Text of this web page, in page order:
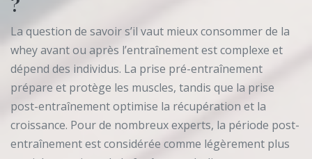
La question de savoir s’il vaut mieux consommer de la
whey avant ou après l’entraînement est complexe et
dépend des individus. La prise pré-entraînement
prépare et protège les muscles, tandis que la prise
post-entraînement optimise la récupération et la
croissance. Pour de nombreux experts, la période post-
entraînement est considérée comme légèrement plus